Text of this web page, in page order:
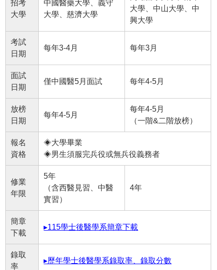
招考
大學
中國醫藥大學、義守
大學、慈濟大學
大學、中山大學、中
興大學
考試
日期
每年3-4月 每年3月
面試
日期
僅中國醫5月面試 每年4-5月
放榜
日期
每年4-5月
每年4-5月
（一階&二階放榜）
報名
資格
◈大學畢業
◈男生須服完兵役或無兵役義務者
修業
年限
5年
（含西醫見習、中醫
實習）
4年
簡章
下載
▸115學士後醫學系簡章下載
錄取
率
▸歷年學士後醫學系錄取率、錄取分數